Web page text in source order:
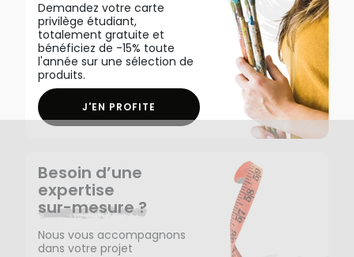
Demandez votre carte
privilège étudiant,
totalement gratuite et
bénéficiez de -15% toute
l'année sur une sélection de
produits.
J'EN PROFITE
Besoin d’une
expertise
sur-mesure ?
Nous vous accompagnons
dans votre projet